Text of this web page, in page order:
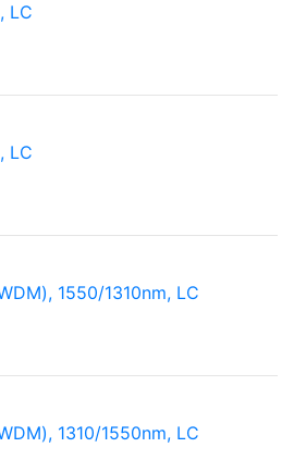
LC
LC
1550/1310nm, LC
1310/1550nm, LC